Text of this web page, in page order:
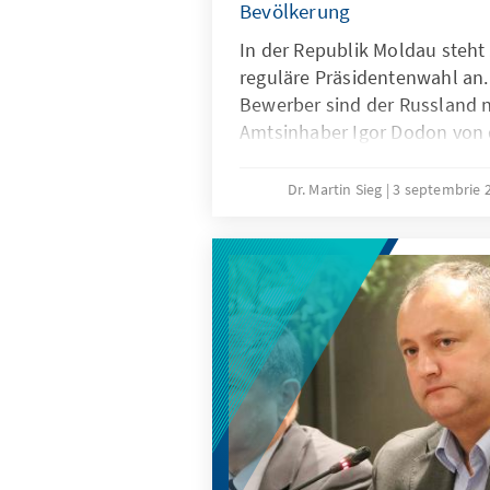
Bevölkerung
In der Republik Moldau
reguläre Präsidentenwahl
Bewerber sind der Russland
Amtsinhaber Igor Dodon von
Oppositionspolitikerin Maia
Lage ist von schwierigen
Parlament und verbreiteter
Bevölkerung mit dem
kontrollierten Regierung mit
geprägt. Die
daher zurückgegangen. Nach
liegen er und Sandu
wird sich Sandu erheblichen
sehen. Dazu zählen eine
Dr. Martin Sieg 3 septembrie